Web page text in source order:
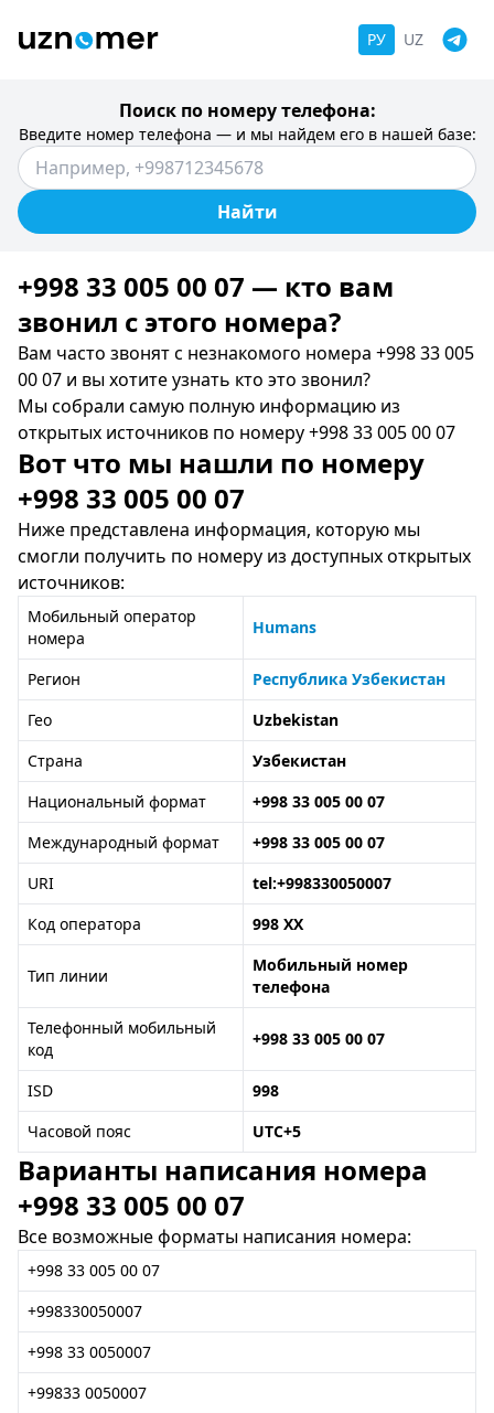
РУ UZ
Поиск по номеру телефона:
Введите номер телефона — и мы найдем его в нашей базе:
Найти
+998 33 005 00 07 — кто вам
звонил c этого номера?
Вам часто звонят с незнакомого номера +998 33 005
00 07 и вы хотите узнать кто это звонил?
Мы собрали самую полную информацию из
открытых источников по номеру +998 33 005 00 07
Вот что мы нашли по номеру
+998 33 005 00 07
Ниже представлена информация, которую мы
смогли получить по номеру из доступных открытых
источников:
Мобильный оператор
номера
Humans
Регион
Республика Узбекистан
Гео
Uzbekistan
Страна
Узбекистан
Национальный формат
+998 33 005 00 07
Международный формат
+998 33 005 00 07
URI
tel:+998330050007
Код оператора
998 XX
Тип линии
Мобильный номер
телефона
Телефонный мобильный
код
+998 33 005 00 07
ISD
998
Часовой пояс
UTC+5
Варианты написания номера
+998 33 005 00 07
Все возможные форматы написания номера:
+998 33 005 00 07
+998330050007
+998 33 0050007
+99833 0050007